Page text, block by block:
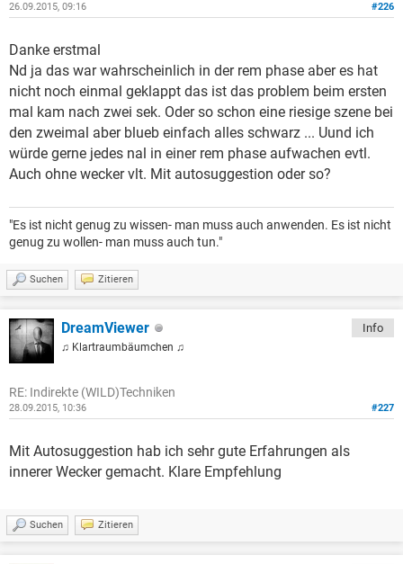
#226
26.09.2015, 09:16
Danke erstmal
Nd ja das war wahrscheinlich in der rem phase aber es hat
nicht noch einmal geklappt das ist das problem beim ersten
mal kam nach zwei sek. Oder so schon eine riesige szene bei
den zweimal aber blueb einfach alles schwarz ... Uund ich
würde gerne jedes nal in einer rem phase aufwachen evtl.
Auch ohne wecker vlt. Mit autosuggestion oder so?
"Es ist nicht genug zu wissen- man muss auch anwenden. Es ist nicht
genug zu wollen- man muss auch tun."
Suchen Zitieren
DreamViewer
♫ Klartraumbäumchen ♫
Info
RE: Indirekte (WILD)Techniken
#227
28.09.2015, 10:36
Mit Autosuggestion hab ich sehr gute Erfahrungen als
innerer Wecker gemacht. Klare Empfehlung
Suchen Zitieren